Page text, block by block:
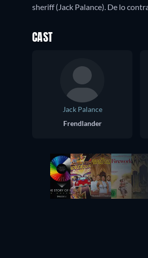
CAST
Jack Palance
Frendlander